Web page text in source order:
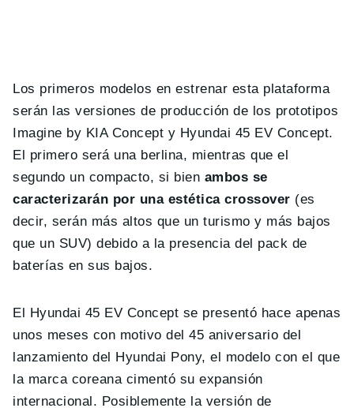
Los primeros modelos en estrenar esta plataforma
serán las versiones de producción de los prototipos
Imagine by KIA Concept y Hyundai 45 EV Concept.
El primero será una berlina, mientras que el
segundo un compacto, si bien ambos se
caracterizarán por una estética crossover (es
decir, serán más altos que un turismo y más bajos
que un SUV) debido a la presencia del pack de
baterías en sus bajos.
El Hyundai 45 EV Concept se presentó hace apenas
unos meses con motivo del 45 aniversario del
lanzamiento del Hyundai Pony, el modelo con el que
la marca coreana cimentó su expansión
internacional. Posiblemente la versión de